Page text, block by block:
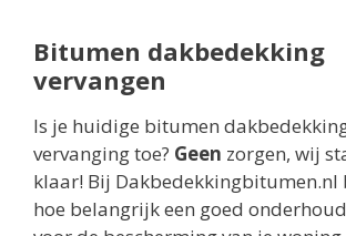
Bitumen dakbedekking
vervangen
Is je huidige bitumen
vervanging toe? Geen zorgen, wij
klaar! Bij Dakbedekkingbitumen.nl
hoe belangrijk een goed